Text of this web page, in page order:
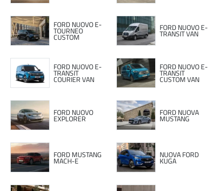
FORD NUOVO E-
TOURNEO
CUSTOM
FORD NUOVO E-
TRANSIT VAN
FORD NUOVO E-
TRANSIT
COURIER VAN
FORD NUOVO E-
TRANSIT
CUSTOM VAN
FORD NUOVO
EXPLORER
FORD NUOVA
MUSTANG
FORD MUSTANG
MACH-E
NUOVA FORD
KUGA